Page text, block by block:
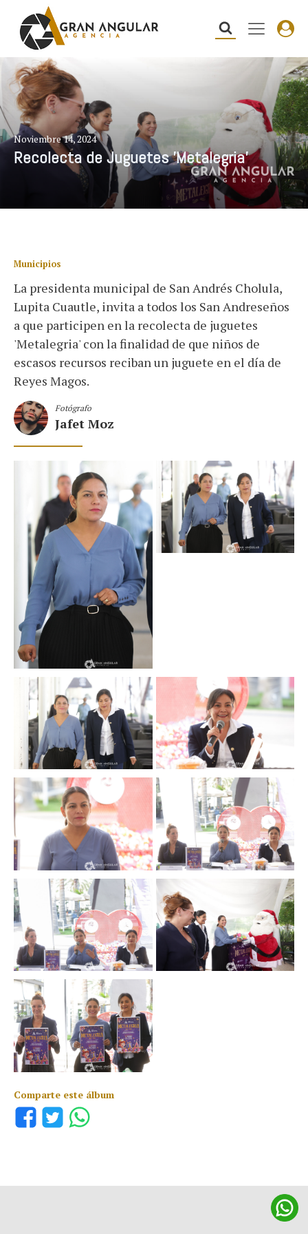
Noviembre 14, 2024
Recolecta de Juguetes 'Metalegria'
Municipios
La presidenta municipal de San Andrés Cholula,
Lupita Cuautle, invita a todos los San Andreseños
a que participen en la recolecta de juguetes
'Metalegria' con la finalidad de que niños de
escasos recursos reciban un juguete en el día de
Reyes Magos.
Fotógrafo
Jafet Moz
Comparte este álbum